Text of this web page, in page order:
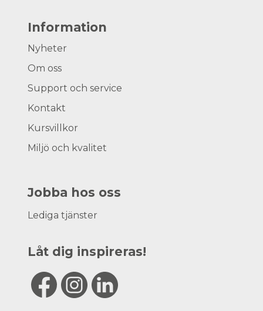
Information
Nyheter
Om oss
Support och service
Kontakt
Kursvillkor
Miljö och kvalitet
Jobba hos oss
Lediga tjänster
Låt dig inspireras!